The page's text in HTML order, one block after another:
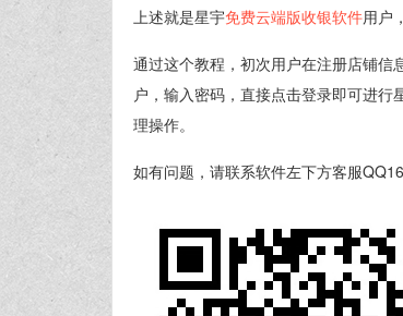
上述就是星宇免费云端版收银软件用户
通过这个教程，初次用户在注册店铺信
户，输入密码，直接点击登录即可进行
理操作。
如有问题，请联系软件左下方客服